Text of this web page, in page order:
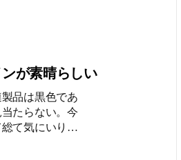
が素晴らしい
品は黒色であ
たらない。今
て気にいりま